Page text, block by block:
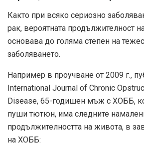
Както при всяко сериозно
рак, вероятната продължителност
основава до голяма степен на
заболяването.
Например в проучване от 2009 г.,
International Journal of Chronic
Disease, 65-годишен мъж с ХОББ,
пуши тютюн, има следните
продължителността на живота, в
на ХОББ: